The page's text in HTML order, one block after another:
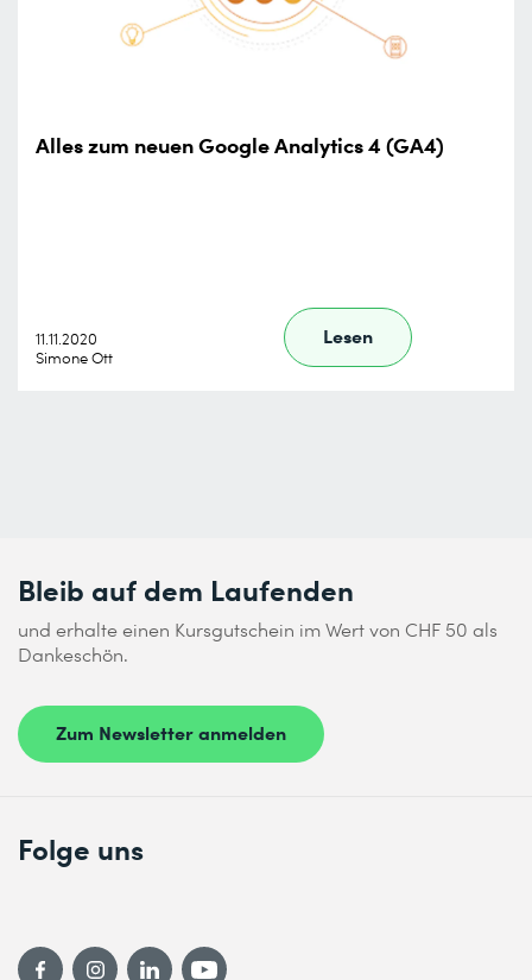
Alles zum neuen Google Analytics 4 (GA4)
11.11.2020
Simone Ott
Lesen
Bleib auf dem Laufenden
und erhalte einen Kursgutschein im Wert von CHF 50 als
Dankeschön.
Zum Newsletter anmelden
Folge uns